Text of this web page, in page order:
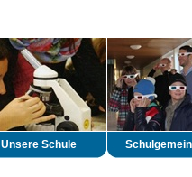
Unsere Schule